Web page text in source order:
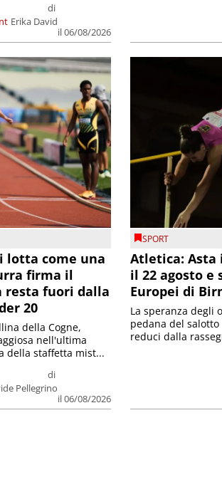
di
Erika David
il 06/08/2026
lotta come una
firma il
resta fuori dalla
20
di
Pellegrino
il 06/08/2026
della Cogne,
nell'ultima
della staffetta mist...
SPORT
Atletica: Asta
il 22 agosto e
Europei di
La speranza degli
pedana del
reduci dalla